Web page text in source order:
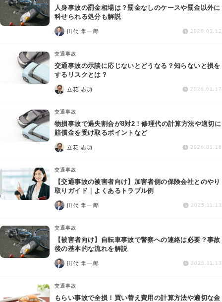
債務整理
交通事故
労働問題
債権回収
IT・ネット
資金調達
企業法務
AI Search Premium
掲載をご検討の弁護士の方へ
人身事故の罰金相場は？罰金なしのケースや罰金以外に
科せられる処分も解説
田代 隼一郎 2026.03.12
交通事故
交通事故の示談に応じないとどうなる？知らないと損を
するリスクとは？
立花 志功 2026.01.17
交通事故
物損事故で過失割合が8対2！修理代の計算方法や適切に
賠償金を受け取るポイントなど
立花 志功 2026.01.16
交通事故
【交通事故の被害者向け】加害者側の保険会社とのやり
取りガイド｜よくあるトラブル例
田代 隼一郎 2025.11.13
交通事故
【被害者向け】自転車事故で警察への連絡は必要？事故
後の基本的な流れを解説
田代 隼一郎 2025.11.13
交通事故
もらい事故で全損！買い替え費用の計算方法や適切な金